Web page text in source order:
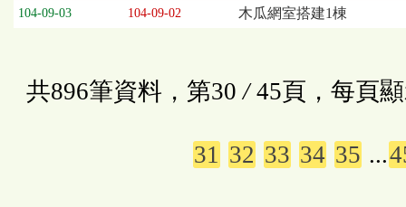
104-09-03 104-09-02 木瓜網室搭建1棟
共896筆資料，第30 /45頁，每頁
31 32 33 34 35 ...